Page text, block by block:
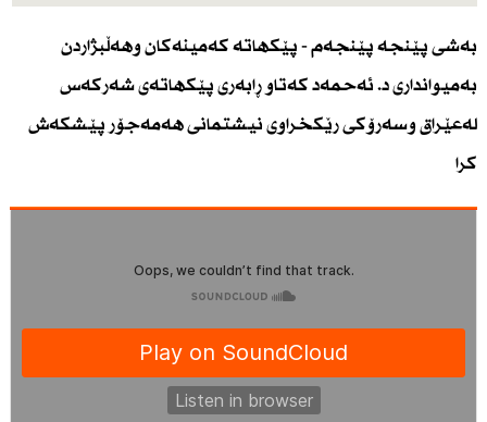
بەشی پێنجە پێنجەم - پێكهاتە كەمینەكان وهەڵبژاردن
بەمیوانداری د. ئەحمەد كەتاو ڕابەری پێكهاتەی شەركەس
لەعێراق وسەرۆكی رێكخراوی نیشتمانی هەمەجۆر پێشكەش
كرا